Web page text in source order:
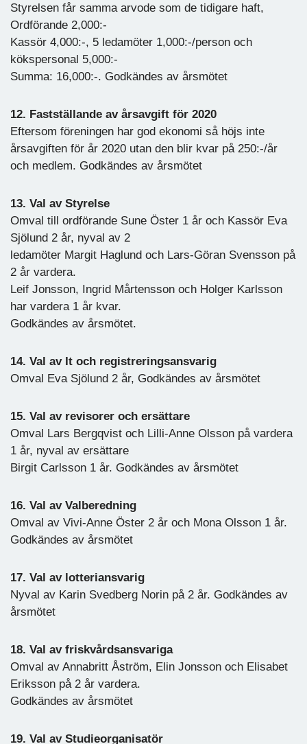
Styrelsen får samma arvode som de tidigare haft,
Ordförande 2,000:-
Kassör 4,000:-, 5 ledamöter 1,000:-/person och
kökspersonal 5,000:-
Summa: 16,000:-. Godkändes av årsmötet
12. Fastställande av årsavgift för 2020
Eftersom föreningen har god ekonomi så höjs inte
årsavgiften för år 2020 utan den blir kvar på 250:-/år
och medlem. Godkändes av årsmötet
13. Val av Styrelse
Omval till ordförande Sune Öster 1 år och Kassör Eva
Sjölund 2 år, nyval av 2
ledamöter Margit Haglund och Lars-Göran Svensson på
2 år vardera.
Leif Jonsson, Ingrid Mårtensson och Holger Karlsson
har vardera 1 år kvar.
Godkändes av årsmötet.
14. Val av It och registreringsansvarig
Omval Eva Sjölund 2 år, Godkändes av årsmötet
15. Val av revisorer och ersättare
Omval Lars Bergqvist och Lilli-Anne Olsson på vardera
1 år, nyval av ersättare
Birgit Carlsson 1 år. Godkändes av årsmötet
16. Val av Valberedning
Omval av Vivi-Anne Öster 2 år och Mona Olsson 1 år.
Godkändes av årsmötet
17. Val av lotteriansvarig
Nyval av Karin Svedberg Norin på 2 år. Godkändes av
årsmötet
18. Val av friskvårdsansvariga
Omval av Annabritt Åström, Elin Jonsson och Elisabet
Eriksson på 2 år vardera.
Godkändes av årsmötet
19. Val av Studieorganisatör